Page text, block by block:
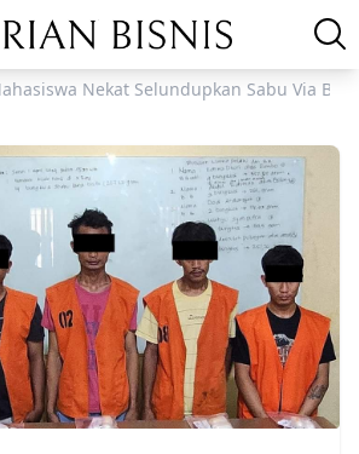
Nekat Selundupkan Sabu Via